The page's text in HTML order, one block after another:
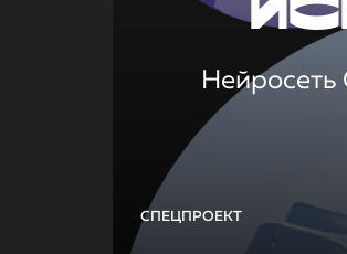
СПЕЦПРОЕКТ
Нейросеть